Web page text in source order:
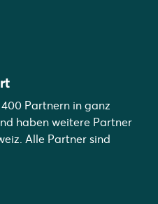
Partnern in ganz
haben weitere Partner
Alle Partner sind